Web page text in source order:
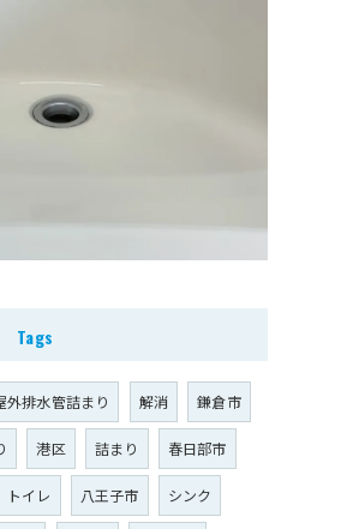
Tags
外排水管詰まり 解消 鎌倉市
港区 詰まり 春日部市
トイレ 八王子市 シンク